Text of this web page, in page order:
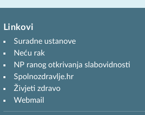
Linkovi
Suradne ustanove
Neću rak
NP ranog otkrivanja slabovidnosti
Spolnozdravlje.hr
Živjeti zdravo
Webmail